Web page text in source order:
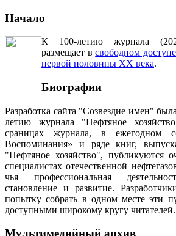
Начало
К 100-летию журнала
размещает всвободном
первой половины ХХ века.
Биографии
Разработка сайта "Созвездие имен"
летию журнала "Нефтяное
сраницах журнала, в ежегодном
Воспоминания» и ряде книг,
"Нефтяное хозяйство", публикуются
специалистах отечественной
чья профессиональная
становление и развитие.
попытку собрать в одном месте эти
доступными широкому кругу читателей.